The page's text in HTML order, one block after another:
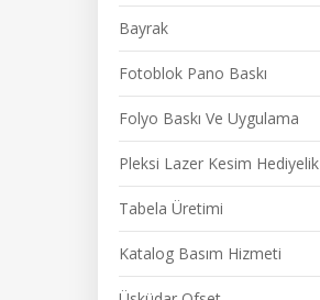
Bayrak
Fotoblok Pano Baskı
Folyo Baskı Ve Uygulama
Pleksi Lazer Kesim Hediyelik
Tabela Üretimi
Katalog Basım Hizmeti